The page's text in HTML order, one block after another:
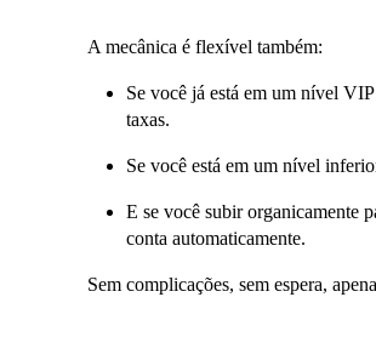
A mecânica é flexível também:
Se você já está em um nível
taxas.
Se você está em um nível
E se você subir organicamente
conta automaticamente.
Sem complicações, sem espera,